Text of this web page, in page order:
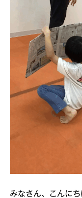
みなさん、こんに